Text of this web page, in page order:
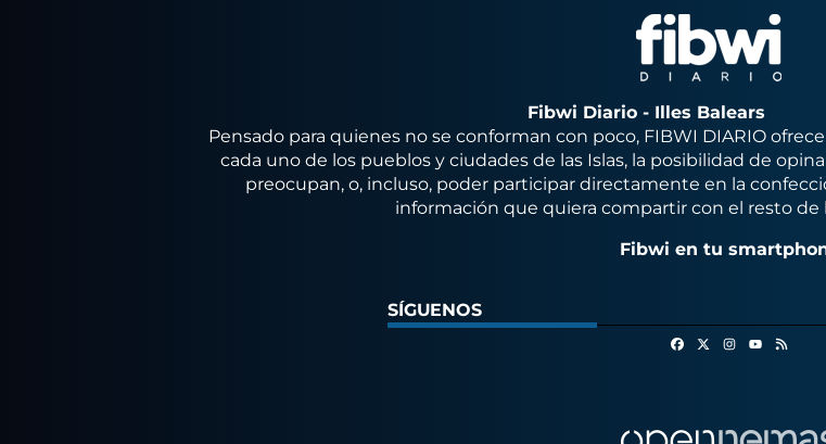
Fibwi Diario - Illes Balears
Pensado para quienes no se conforman con poco, FIBWI DIARIO
cada uno de los pueblos y ciudades de las Islas, la posibilidad de
preocupan, o, incluso, poder participar directamente en la
información que quiera compartir con el resto de
Fibwi en tu
SÍGUENOS
FacebookInstagram